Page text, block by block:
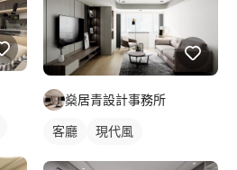
燊居青設計事務所
客廳 現代風